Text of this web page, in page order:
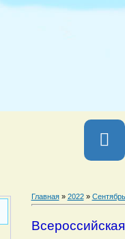
Главная» 2022 » Сентябрь